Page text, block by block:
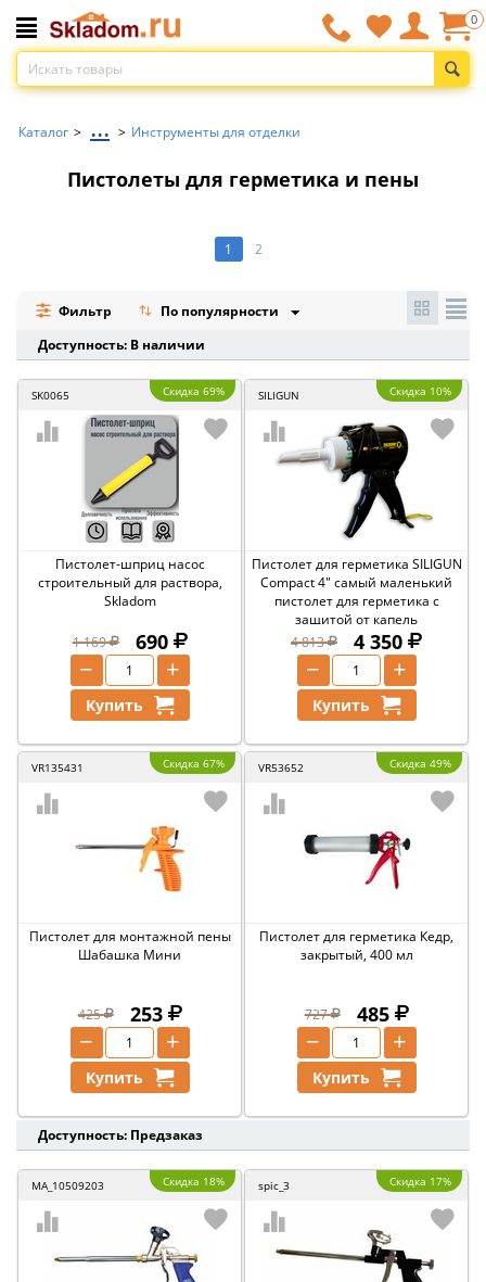
0
Каталог > ... > Инструменты для отделки
Пистолеты для герметика и пены
1 2
Фильтр
По популярности
Доступность: В наличии
SK0065 Скидка 69%
Пистолет-шприц насос
строительный для раствора,
Skladom
1 169 690
+
−
Купить
SILIGUN Скидка 10%
Пистолет для герметика SILIGUN
Compact 4" самый маленький
пистолет для герметика с
защитой от капель
4 813
4 350
+
−
Купить
VR135431 Скидка 67%
Пистолет для монтажной пены
Шабашка Мини
425 253
+
−
Купить
VR53652 Скидка 49%
Пистолет для герметика Кедр,
закрытый, 400 мл
727 485
+
−
Купить
Доступность: Предзаказ
MA_10509203 Скидка 18% spic_3 Скидка 17%